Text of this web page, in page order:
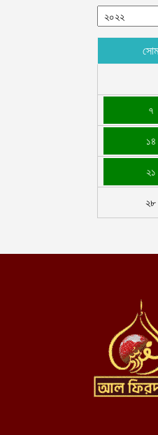
সোম
৭
১৪
২১
২৮